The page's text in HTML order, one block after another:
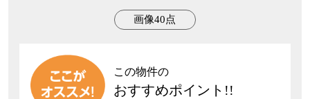
画像40点
この物件の
おすすめポイント!!